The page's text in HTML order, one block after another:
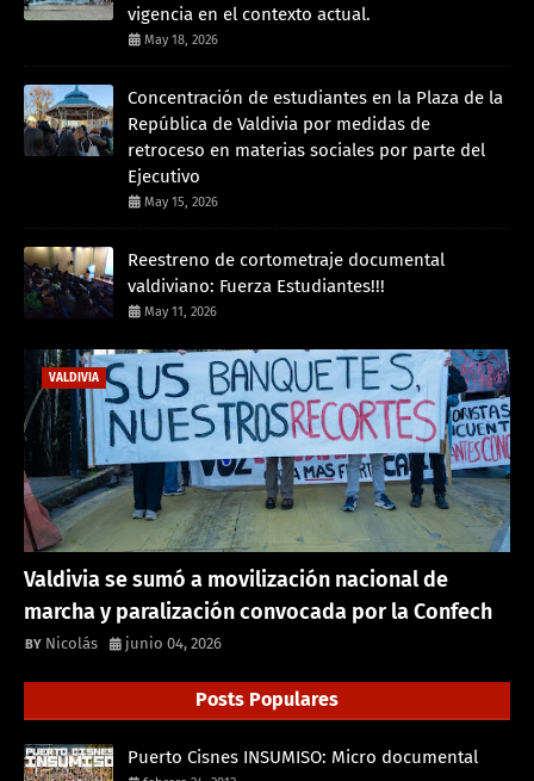
vigencia en el contexto actual.
May 18, 2026
Concentración de estudiantes en la Plaza de la
República de Valdivia por medidas de
retroceso en materias sociales por parte del
Ejecutivo
May 15, 2026
Reestreno de cortometraje documental
valdiviano: Fuerza Estudiantes!!!
May 11, 2026
VALDIVIA
Valdivia se sumó a movilización nacional de
marcha y paralización convocada por la Confech
Nicolás junio 04, 2026
Posts Populares
Puerto Cisnes INSUMISO: Micro documental